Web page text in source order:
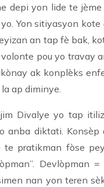
depi yon lide te
Yon sitiyasyon
an tap fè bak,
pou yo travay
ak konplèks
ap diminye.
Divalye yo tap
anba diktati.
te pratikman fòse
nan yon teren